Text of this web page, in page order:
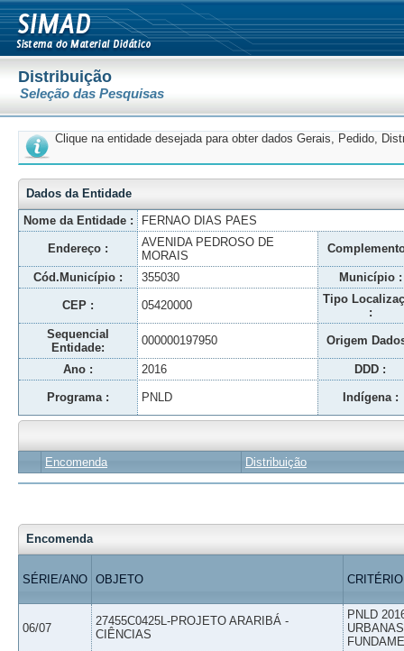
Distribuição
Seleção das Pesquisas
Clique na entidade desejada para obter dados Gerais, Pedido,
Dados da Entidade
Nome da Entidade :
FERNAO DIAS PAES
Endereço :
AVENIDA PEDROSO DE
MORAIS
Cód.Município : 355030 Município :
CEP : 05420000
Tipo
:
Sequencial
Entidade:
000000197950 Origem
Ano : 2016 DDD :
Programa : PNLD Indígena :
Encomenda Distribuição
Encomenda
SÉRIE/ANO OBJETO CRITÉRIO
06/07
27455C0425L-PROJETO ARARIBÁ -
CIÊNCIAS
PNLD